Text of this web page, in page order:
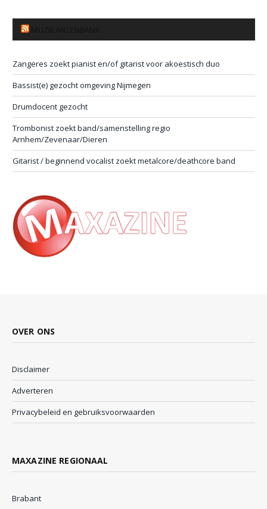
Zangeres zoekt pianist en/of gitarist voor akoestisch duo
Bassist(e) gezocht omgeving Nijmegen
Drumdocent gezocht
Trombonist zoekt band/samenstelling regio
Arnhem/Zevenaar/Dieren
Gitarist / beginnend vocalist zoekt metalcore/deathcore band
OVER ONS
Disclaimer
Adverteren
Privacybeleid en gebruiksvoorwaarden
MAXAZINE REGIONAAL
Brabant